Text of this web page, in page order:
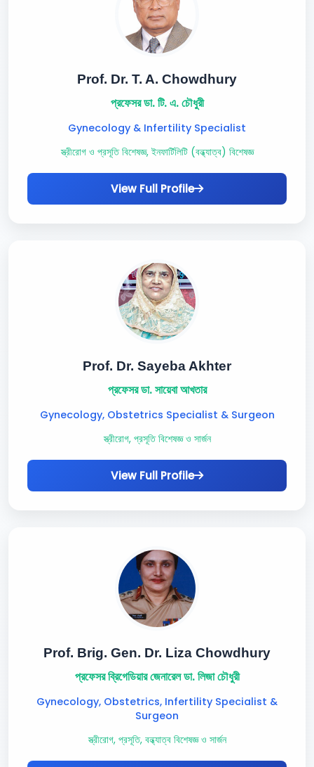
Prof. Dr. T. A. Chowdhury
প্রফেসর ডা. টি. এ. চৌধুরী
Gynecology & Infertility Specialist
স্ত্রীরোগ ও প্রসূতি বিশেষজ্ঞ, ইনফার্টিলিটি (বন্ধ্যাত্ব) বিশেষজ্ঞ
View Full Profile
Prof. Dr. Sayeba Akhter
প্রফেসর ডা. সায়েবা আখতার
Gynecology, Obstetrics Specialist & Surgeon
স্ত্রীরোগ, প্রসূতি বিশেষজ্ঞ ও সার্জন
View Full Profile
Prof. Brig. Gen. Dr. Liza Chowdhury
প্রফেসর ব্রিগেডিয়ার জেনারেল ডা. লিজা চৌধুরী
Gynecology, Obstetrics, Infertility Specialist &
Surgeon
স্ত্রীরোগ, প্রসূতি, বন্ধ্যাত্ব বিশেষজ্ঞ ও সার্জন